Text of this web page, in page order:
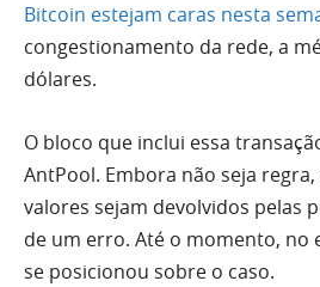
Bitcoin estejam caras nesta
congestionamento da rede, a
dólares.
O bloco que inclui essa
AntPool. Embora não seja
valores sejam devolvidos pelas
de um erro. Até o momento, no
se posicionou sobre o caso.